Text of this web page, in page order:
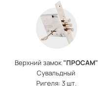
Верхний замок"ПРОСАМ"
Сувальдный
Ригеля: 3 шт.